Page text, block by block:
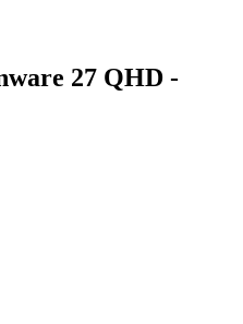
27 QHD -